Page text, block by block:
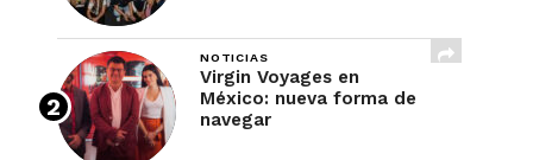
NOTICIAS
Virgin Voyages en
México: nueva forma de
navegar